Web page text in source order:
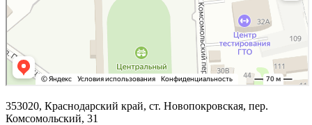
353020, Краснодарский край, ст. Новопокровская, пер.
Комсомольский, 31